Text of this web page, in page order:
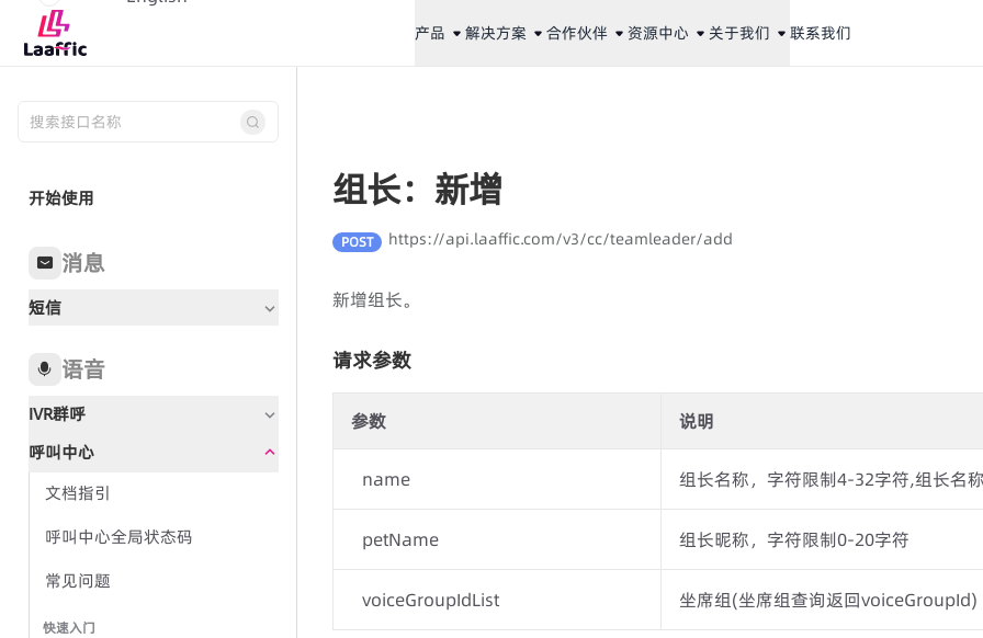
产品 解决方案 合作伙伴 资源中心 关于我们 联系我们
开始使用
消息
短信
语音
IVR群呼
文档指引
语音全局状态码
IVR群呼-任务方式
IVR群呼-TTS方式
呼叫中心
文档指引
呼叫中心全局状态码
常见问题
快速入门
组长：新增
POST https://api.laaffic.com/v3/cc/teamleader/add
新增组长。
请求参数
参数 说明
name 组长名称，字符限制4-32字符,组长名
petName 组长昵称，字符限制0-20字符
voiceGroupIdList 坐席组(坐席组查询返回voiceGroupId)